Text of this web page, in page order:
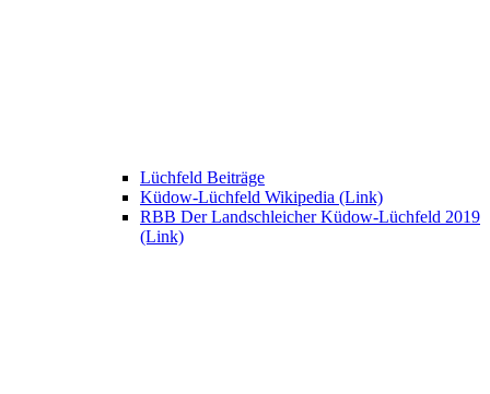
Lüchfeld Beiträge
Küdow-Lüchfeld Wikipedia (Link)
RBB Der Landschleicher Küdow-Lüchfeld 2019
(Link)